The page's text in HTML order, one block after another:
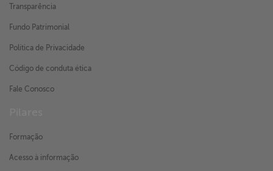
Transparência
Fundo Patrimonial
Política de Privacidade
Código de conduta ética
Fale Conosco
Formação
Acesso à informação